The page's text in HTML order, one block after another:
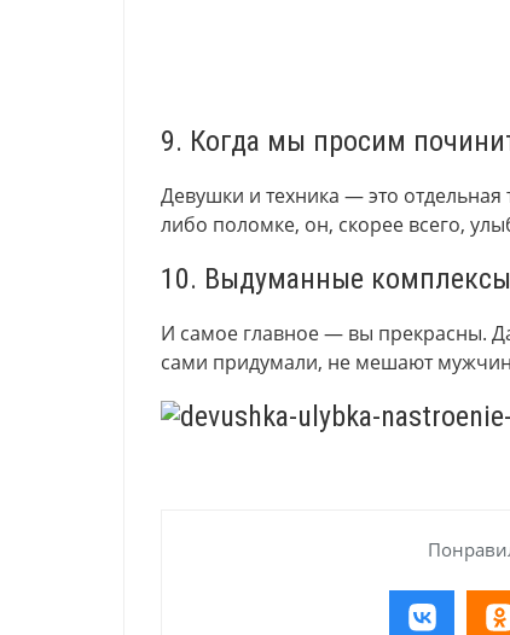
9. Когда мы просим
Девушки и техника — это
либо поломке, он, скорее всего,
10. Выдуманные комплексы
И самое главное — вы прекрасны.
сами придумали, не мешают